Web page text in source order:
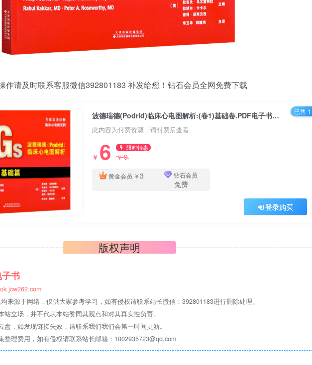
作请及时联系客服微信392801183 补发给您！钻石会员全网免费下载
波德瑞德(Podrid)临床心电图解析:(卷1)基础卷.PDF电子书下载
此内容为付费资源，请付费后查看
￥ 6 限时特惠
￥9
黄金会员 ￥3 钻石会员
免费
登录购买
已售 1
版权声明
书
来源于网络，仅供大家参考学习，如有侵权请联系站长微信：392801183进行删除处理。
站立场，并不代表本站赞同其观点和对其真实性负责。
盘，如发现链接失效，请联系我们我们会第一时间更新。
整理费用，如有侵权请联系站长邮箱：1002935723@qq.com